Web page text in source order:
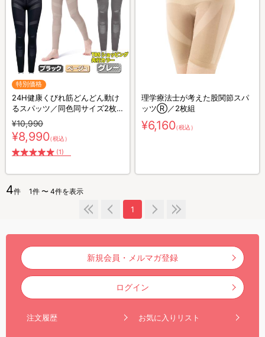
特別価格
24H健康くびれ筋どんどん動け
るスパッツ／同色同サイズ2枚
組／樫木裕実監修／補整スパッ
ツ
¥10,990
¥8,990（税込）
(1)
理学療法士が考えた股関節スパ
ッツⓇ／2枚組
¥6,160（税込）
4件 1件 〜 4件を表示
1
新規会員・メルマガ登録
ログイン
注文履歴 お気に入りリスト